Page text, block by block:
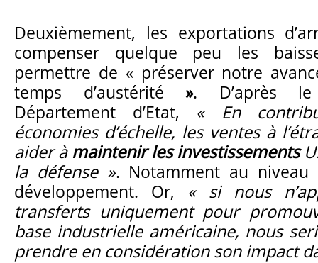
Deuxièmement, les exportations
compenser quelque peu les
permettre de « préserver notre
temps d’austérité ». D’après
Département d’Etat, « En
économies d’échelle, les ventes à
aider à maintenir les investissements
la défense ». Notamment au
développement. Or, « si nous
transferts uniquement pour
base industrielle américaine, nous
prendre en considération son impact